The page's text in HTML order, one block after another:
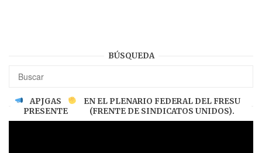
BÚSQUEDA
APJGAS
PRESENTE
EN EL PLENARIO FEDERAL DEL FRESU
(FRENTE DE SINDICATOS UNIDOS).